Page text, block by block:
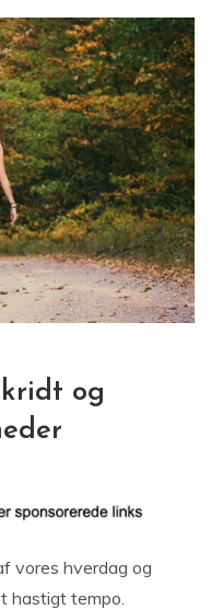
og
vores hverdag og
hastigt tempo.